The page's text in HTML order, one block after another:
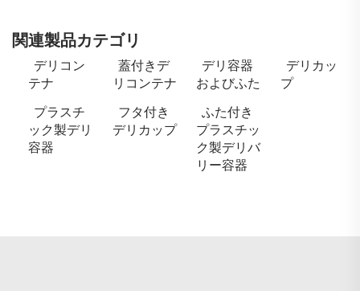
関連製品カテゴリ
デリコン
テナ
蓋付きデ
リコンテナ
デリ容器
およびふた
デリカッ
プ
プラスチ
ック製デリ
容器
フタ付き
デリカップ
ふた付き
プラスチッ
ク製デリバ
リー容器